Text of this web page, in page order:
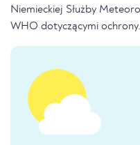
Niemieckiej Służby
WHO dotyczącymi ochrony.